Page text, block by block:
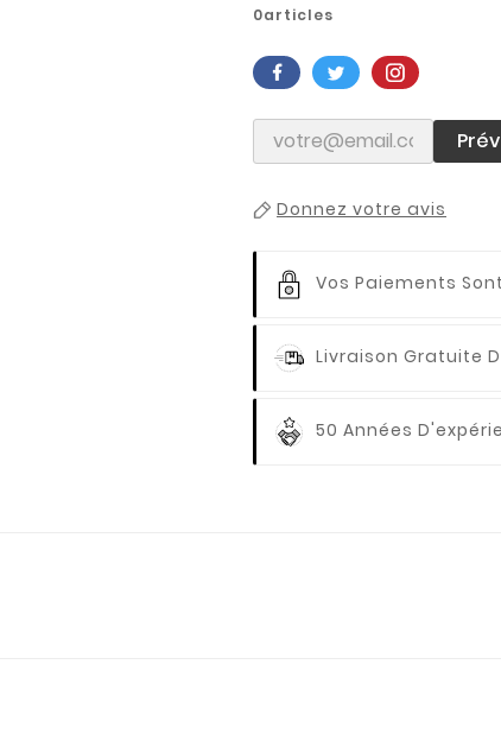
0articles
Donnez votre avis
Vos Paiements
Livraison Gratuite
50 Années